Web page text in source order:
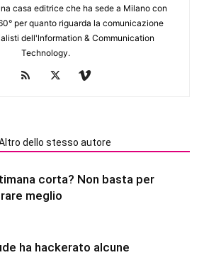
casa editrice che ha sede a Milano con
per quanto riguarda la comunicazione
dell'lnformation & Communication
Technology.
dello stesso autore
corta? Non basta per
meglio
ha hackerato alcune